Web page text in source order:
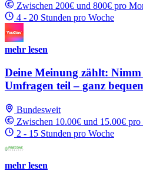
Zwischen 200€ und 800€ pro
4 - 20 Stunden pro Woche
mehr lesen
Deine Meinung zählt:
Umfragen teil – ganz
Bundesweit
Zwischen 10.00€ und 15.00€ pro
2 - 15 Stunden pro Woche
mehr lesen